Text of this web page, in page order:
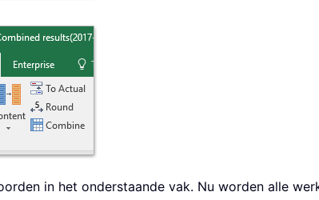
in het onderstaande vak. Nu worden alle